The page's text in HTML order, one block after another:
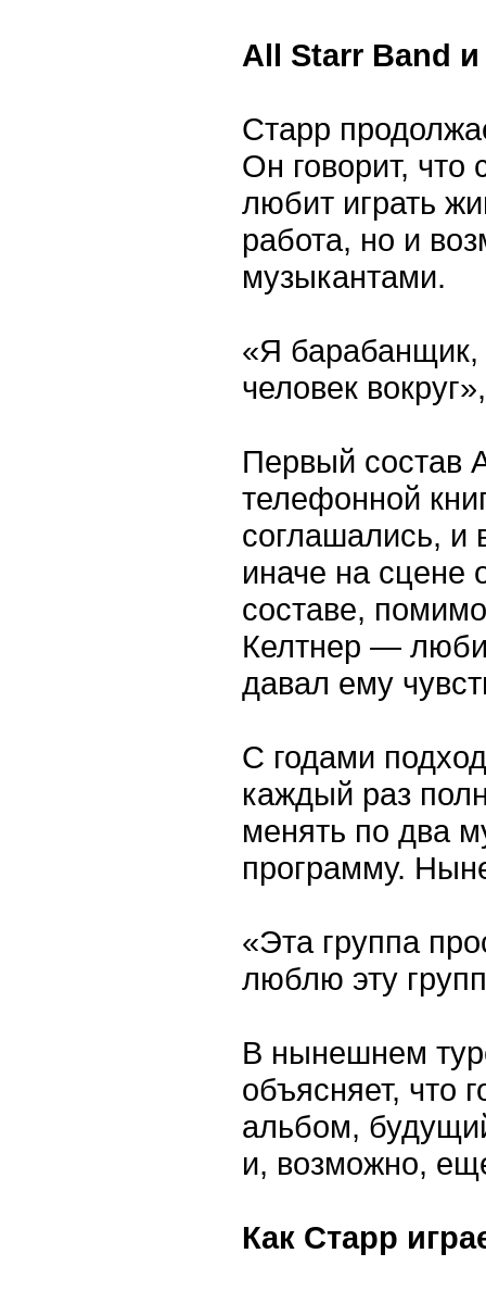
All Starr Band и
Старр
Он говорит, что
любит играть
работа, но и
музыкантами.
«Я барабанщик,
человек
Первый состав
телефонной
соглашались, и
иначе на сцене
составе,
Келтнер —
давал ему
С годами
каждый раз
менять по два
программу.
«Эта группа
люблю эту
В нынешнем
объясняет, что
альбом,
и, возможно,
Как Старр